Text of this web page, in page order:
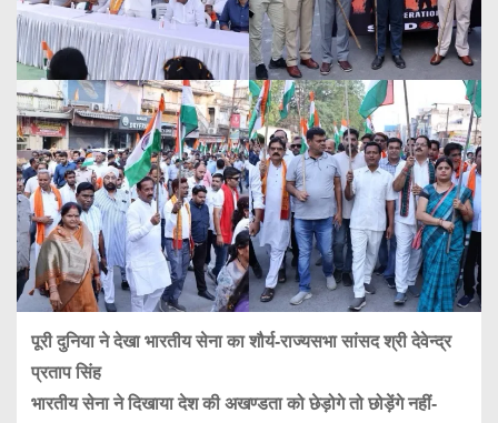
पूरी दुनिया ने देखा भारतीय सेना का शौर्य-राज्यसभा सांसद श्री देवेन्द्र
प्रताप सिंह
भारतीय सेना ने दिखाया देश की अखण्डता को छेड़ोगे तो छोड़ेंगे नहीं-